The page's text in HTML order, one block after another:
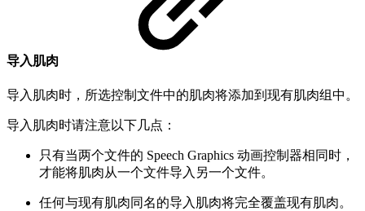
导入肌肉
导入肌肉时，所选控制文件中的肌肉将添加到现有肌肉组中。
导入肌肉时请注意以下几点：
只有当两个文件的 Speech Graphics 动画控制器相同时，
才能将肌肉从一个文件导入另一个文件。
任何与现有肌肉同名的导入肌肉将完全覆盖现有肌肉。